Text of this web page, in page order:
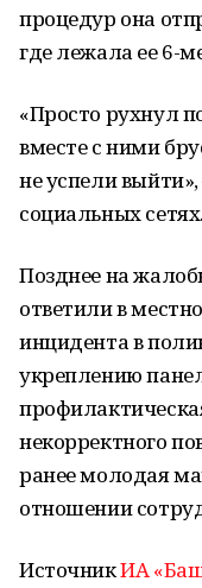
процедур она
где лежала ее 6-
«Просто рухнул
вместе с ними
не успели
социальных сетях.
Позднее на
ответили в
инцидента в
укреплению
некорректного
ранее молодая
отношении
ИсточникИА